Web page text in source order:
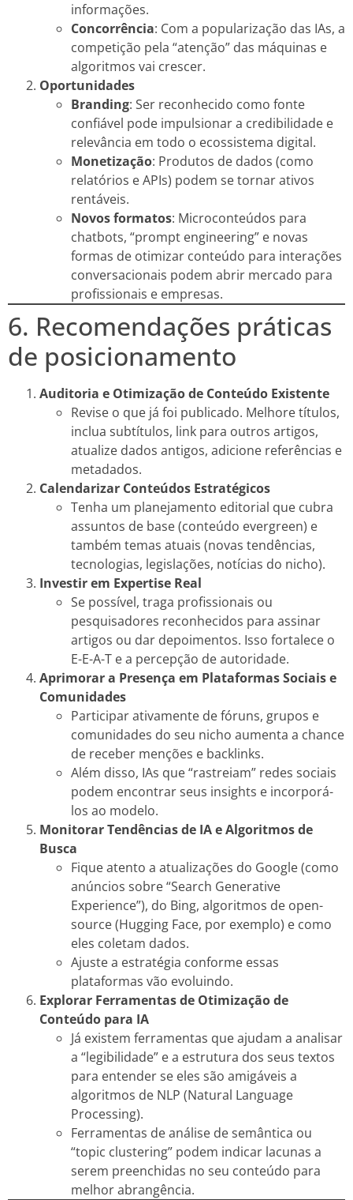
informações.
Concorrência: Com a popularização das IAs, a
competição pela “atenção” das máquinas e
algoritmos vai crescer.
Oportunidades
Branding: Ser reconhecido como fonte
confiável pode impulsionar a credibilidade e
relevância em todo o ecossistema digital.
Monetização: Produtos de dados (como
relatórios e APIs) podem se tornar ativos
rentáveis.
Novos formatos: Microconteúdos para
chatbots, “prompt engineering” e novas
formas de otimizar conteúdo para interações
conversacionais podem abrir mercado para
profissionais e empresas.
6. Recomendações práticas
de posicionamento
Auditoria e Otimização de Conteúdo Existente
Revise o que já foi publicado. Melhore títulos,
inclua subtítulos, link para outros artigos,
atualize dados antigos, adicione referências e
metadados.
Calendarizar Conteúdos Estratégicos
Tenha um planejamento editorial que cubra
assuntos de base (conteúdo evergreen) e
também temas atuais (novas tendências,
tecnologias, legislações, notícias do nicho).
Investir em Expertise Real
Se possível, traga profissionais ou
pesquisadores reconhecidos para assinar
artigos ou dar depoimentos. Isso fortalece o
E-E-A-T e a percepção de autoridade.
Aprimorar a Presença em Plataformas Sociais e
Comunidades
Participar ativamente de fóruns, grupos e
comunidades do seu nicho aumenta a chance
de receber menções e backlinks.
Além disso, IAs que “rastreiam” redes sociais
podem encontrar seus insights e incorporá-
los ao modelo.
Monitorar Tendências de IA e Algoritmos de
Busca
Fique atento a atualizações do Google (como
anúncios sobre “Search Generative
Experience”), do Bing, algoritmos de open-
source (Hugging Face, por exemplo) e como
eles coletam dados.
Ajuste a estratégia conforme essas
plataformas vão evoluindo.
Explorar Ferramentas de Otimização de
Conteúdo para IA
Já existem ferramentas que ajudam a analisar
a “legibilidade” e a estrutura dos seus textos
para entender se eles são amigáveis a
algoritmos de NLP (Natural Language
Processing).
Ferramentas de análise de semântica ou
“topic clustering” podem indicar lacunas a
serem preenchidas no seu conteúdo para
melhor abrangência.